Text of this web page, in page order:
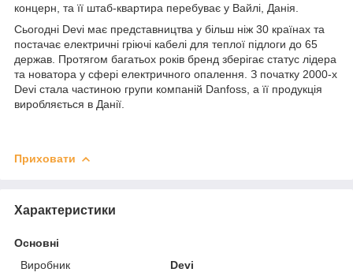
концерн, та її штаб-квартира перебуває у Вайлі, Данія.
Сьогодні Devi має представництва у більш ніж 30 країнах та
постачає електричні гріючі кабелі для теплої підлоги до 65
держав. Протягом багатьох років бренд зберігає статус лідера
та новатора у сфері електричного опалення. З початку 2000-х
Devi стала частиною групи компаній Danfoss, а її продукція
виробляється в Данії.
Приховати
Характеристики
Основні
Виробник
Devi